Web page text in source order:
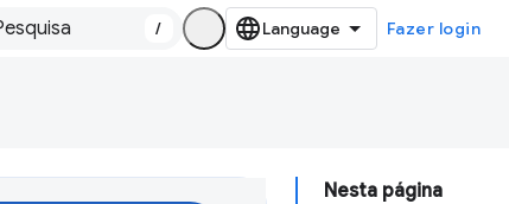
/ Fazer login
Nesta página